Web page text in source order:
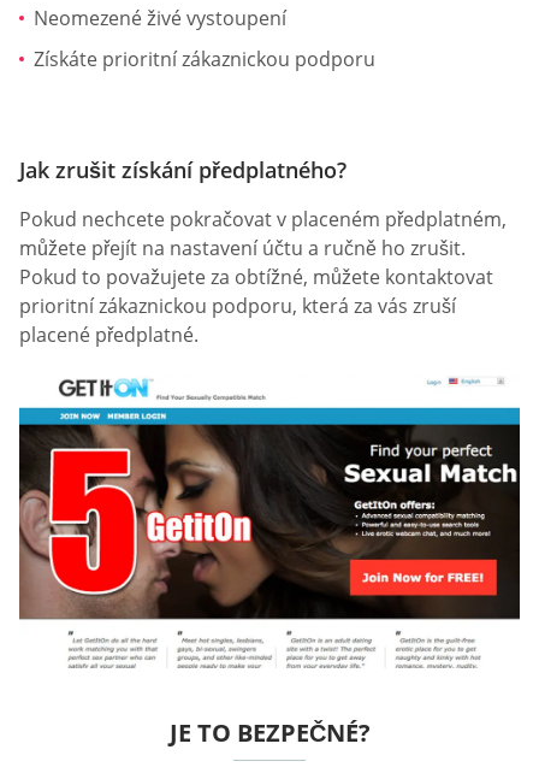
Neomezené živé vystoupení
Získáte prioritní zákaznickou podporu
Jak zrušit získání předplatného?
Pokud nechcete pokračovat v placeném předplatném,
můžete přejít na nastavení účtu a ručně ho zrušit.
Pokud to považujete za obtížné, můžete kontaktovat
prioritní zákaznickou podporu, která za vás zruší
placené předplatné.
JE TO BEZPEČNÉ?